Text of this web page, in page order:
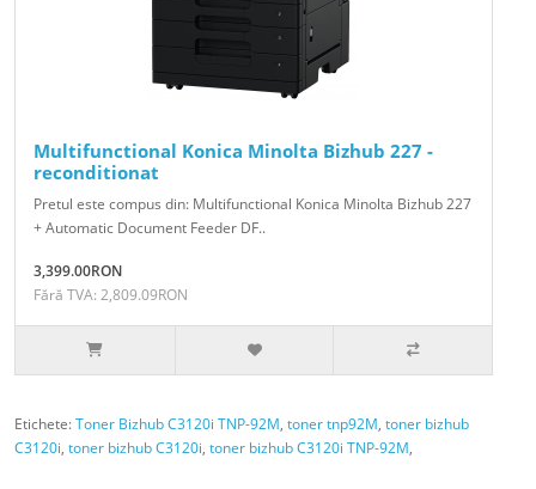
Multifunctional Konica Minolta Bizhub 227 -
reconditionat
Pretul este compus din: Multifunctional Konica Minolta Bizhub 227
+ Automatic Document Feeder DF..
3,399.00RON
Fără TVA: 2,809.09RON
Etichete:Toner Bizhub C3120i TNP-92M, toner tnp92M, toner bizhub
C3120i, toner bizhub C3120i, toner bizhub C3120i TNP-92M,